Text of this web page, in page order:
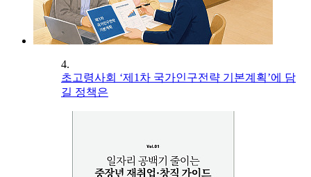
4.
초고령사회 ‘제1차 국가인구전략 기본계획’에 담
길 정책은